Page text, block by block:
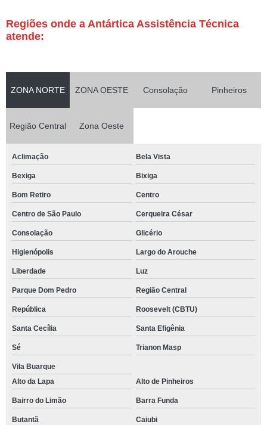
Regiões onde a Antártica Assistência Técnica
atende:
ZONA NORTE ZONA OESTE Consolação Pinheiros
Região Central Zona Oeste
Aclimação Bela Vista
Bexiga Bixiga
Bom Retiro Centro
Centro de São Paulo Cerqueira César
Consolação Glicério
Higienópolis Largo do Arouche
Liberdade Luz
Parque Dom Pedro Região Central
República Roosevelt (CBTU)
Santa Cecília Santa Efigênia
Sé Trianon Masp
Vila Buarque
Alto da Lapa
Alto de Pinheiros
Bairro do Limão Barra Funda
Butantã Caiubi